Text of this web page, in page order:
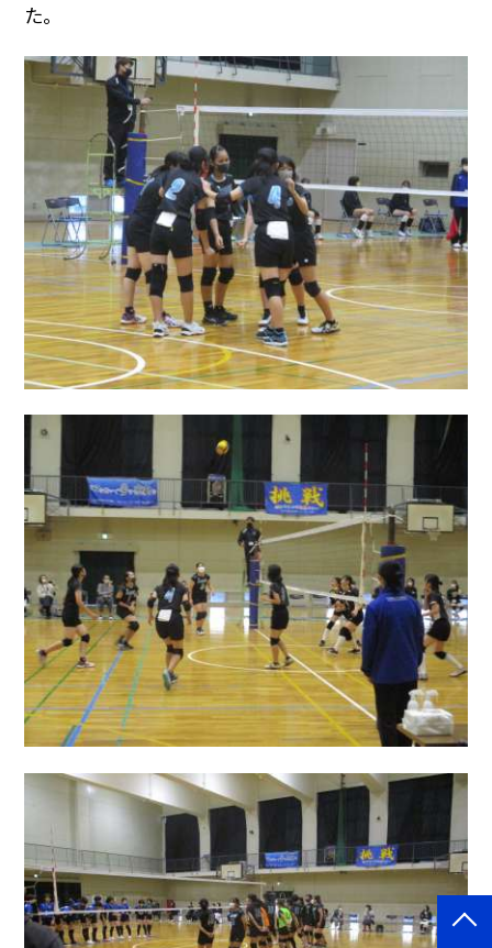
た。